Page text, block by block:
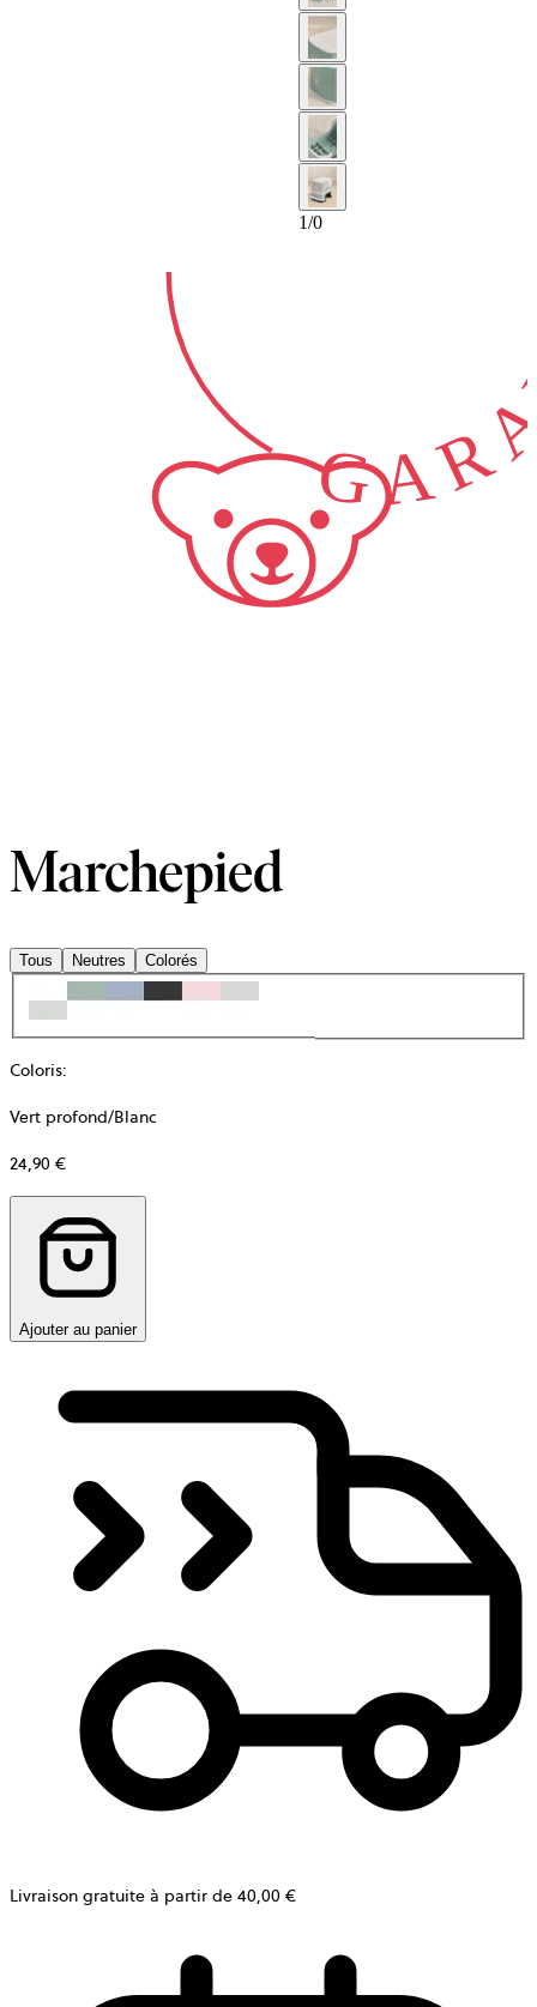
1/0
2-ANS
Marchepied
Tous Neutres Colorés
Coloris:
Vert profond/Blanc
24,90 €
Ajouter au panier
Livraison gratuite à partir de 40,00 €